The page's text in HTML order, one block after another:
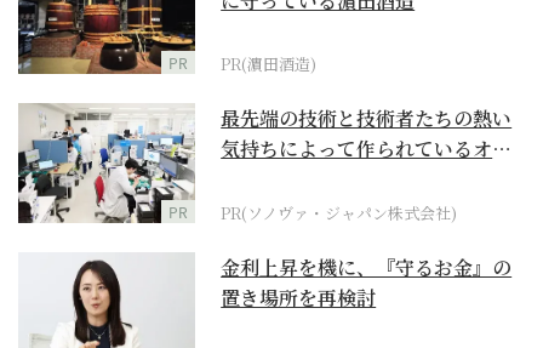
PR PR(濵田酒造)
PR
最先端の技術と技術者たちの熱い
気持ちによって作られているオー
PR(ソノヴァ・ジャパン株式会社)
金利上昇を機に、『守るお金』の
置き場所を再検討